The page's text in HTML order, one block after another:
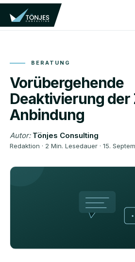
BERATUNG
Vorübergehende
Deaktivierung der
Anbindung
Autor:Tönjes Consulting
Redaktion · 2 Min. Lesedauer · 15.